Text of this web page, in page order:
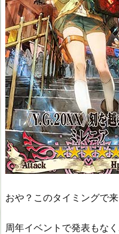
おや？このタイミングで
周年イベントで発表もな